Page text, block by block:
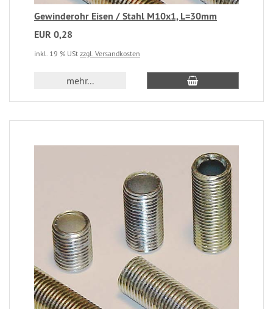
Gewinderohr Eisen / Stahl M10x1, L=30mm
EUR 0,28
inkl. 19 % USt zzgl. Versandkosten
mehr...